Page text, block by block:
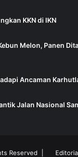
KKN di IKN
Melon, Panen
Ancaman
Jalan Nasional
Reserved |